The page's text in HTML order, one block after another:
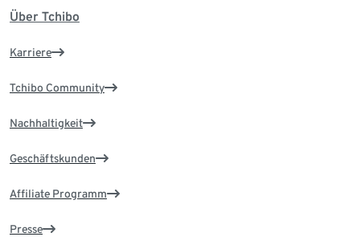
Über Tchibo
Karriere
Tchibo Community
Nachhaltigkeit
Geschäftskunden
Affiliate Programm
Presse